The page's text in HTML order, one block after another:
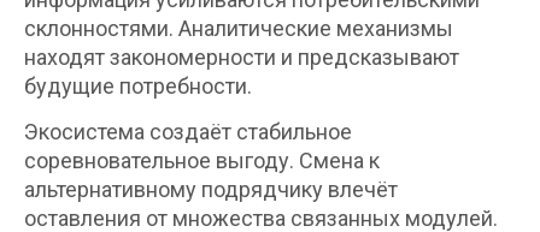
склонностями. Аналитические механизмы
находят закономерности и предсказывают
будущие потребности.
Экосистема создаёт стабильное
соревновательное выгоду. Смена к
альтернативному подрядчику влечёт
оставления от множества связанных модулей.